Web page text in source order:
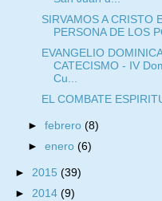
SIRVAMOS A CRISTO
PERSONA DE LOS
EVANGELIO
CATECISMO - IV
Cu...
EL COMBATE
►febrero(8)
►enero(6)
► 2015 (39)
► 2014 (9)